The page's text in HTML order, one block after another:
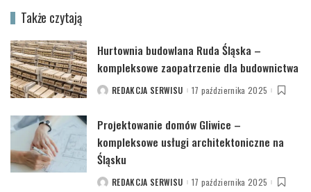
Także czytają
Hurtownia budowlana Ruda Śląska –
kompleksowe zaopatrzenie dla budownictwa
POSTEDREDAKCJA SERWISU 17 października 2025
Projektowanie domów Gliwice –
kompleksowe usługi architektoniczne na
Śląsku
POSTEDREDAKCJA SERWISU 17 października 2025